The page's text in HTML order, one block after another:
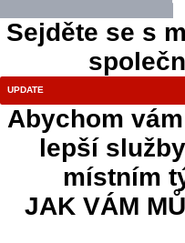
Sejděte se s
Abychom
lepší
místním
JAK VÁM